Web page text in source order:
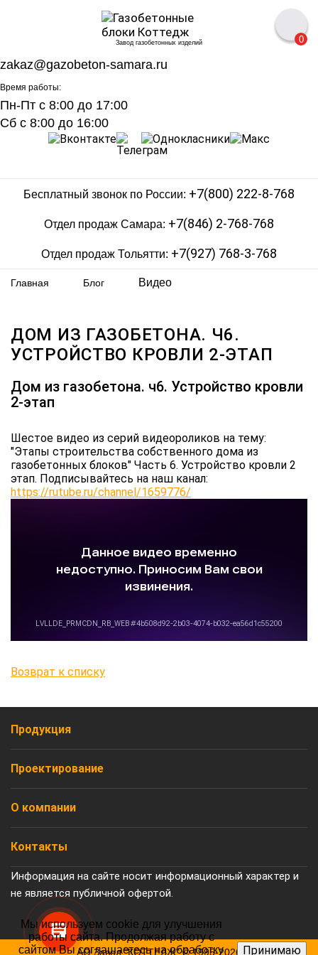
Завод газобетонных изделий
zakaz@gazobeton-samara.ru
Время работы:
Пн-Пт с 8:00 до 17:00
Сб с 8:00 до 16:00
0
Бесплатный звонок по России: +7(800) 222-8-768
Отдел продаж Самара: +7(846) 2-768-768
Отдел продаж Тольятти: +7(927) 768-3-768
Главная Блог Видео
ДОМ ИЗ ГАЗОБЕТОНА. Ч6.
УСТРОЙСТВО КРОВЛИ 2-ЭТАП
Дом из газобетона. ч6. Устройство кровли
2-этап
Шестое видео из серий видеороликов на тему:
"Этапы строительства собственного дома из
газобетонных блоков" Часть 6. Устройство кровли 2
этап. Подписывайтесь на наш канал:
https://rutube.ru/channel/1659776/
Возврат к списку
Продукция
Проектирование
О компании
Контакты
Информация на сайте носит информационный характер и
не является публичной офертой.
АО Завод "КОТТЕДЖ" © 1995-2026
Мы используем cookie для улучшения
работы сайта. Продолжая работу с
сайтом Вы соглашаетесь на обработку
Принимаю